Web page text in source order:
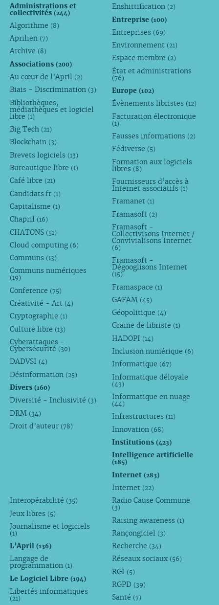
Administrations et
collectivités (244)
Algorithme (8)
Aprilien (7)
Archive (8)
Associations (200)
Au cœur de l’April (2)
Biais - Discrimination (3)
Bibliothèques,
médiathèques et logiciel
libre (1)
Big Tech (21)
Blockchain (3)
Brevets logiciels (13)
Bureautique libre (1)
Café libre (21)
Candidats.fr (1)
Capitalisme (1)
Chapril (16)
CHATONS (51)
Cloud computing (6)
Communs (13)
Communs numériques
(19)
Conference (75)
Créativité - Art (4)
Cryptographie (1)
Culture libre (13)
Cyberattaques -
Cybersécurité (30)
DADVSI (4)
Désinformation (25)
Divers (160)
Diversité - Inclusivité (3)
DRM (34)
Droit d’auteur (78)
Enshittification (2)
Entreprise(100)
Entreprises (69)
Environnement (21)
Espace membre (2)
État et administrations
(76)
Europe(102)
Évènements libristes (12)
Facturation électronique
(1)
Fausses informations (2)
Fédiverse (5)
Formation aux logiciels
libres (8)
Fournisseurs d’accès à
Internet associatifs (1)
Framanet (1)
Framasoft (2)
Framasoft -
Collectivisons Internet /
Convivialisons Internet
(6)
Framasoft -
Dégooglisons Internet
(15)
Framaspace (1)
GAFAM (45)
Géopolitique (4)
Graine de libriste (1)
HADOPI (14)
Inclusion numérique (6)
Informatique (67)
Informatique déloyale
(43)
Informatique en nuage
(44)
Infrastructures (11)
Innovation (68)
Institutions(423)
Intelligence artificielle
(185)
Internet(283)
Internet (22)
Interopérabilité (35)
Jeux libres (5)
Journalisme et logiciels
(1)
L’April (136)
Langage de
programmation (1)
Le Logiciel Libre (194)
Libertés informatiques
(21)
Radio Cause Commune
(3)
Raising awareness (1)
Rançongiciel (3)
Recherche (34)
Réseaux sociaux (56)
RGI (5)
RGPD (39)
Santé (7)